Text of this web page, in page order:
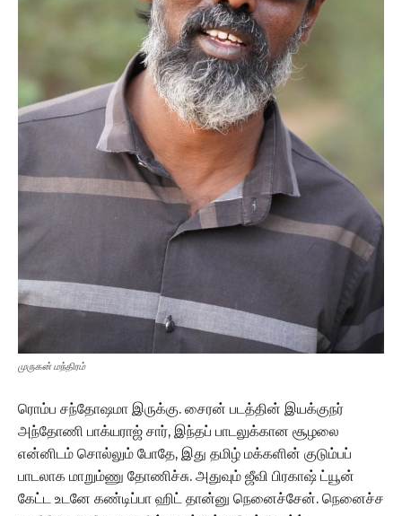
முருகன் மந்திரம்
ரொம்ப சந்தோஷமா இருக்கு. சைரன் படத்தின் இயக்குநர்
அந்தோணி பாக்யராஜ் சார், இந்தப் பாடலுக்கான சூழலை
என்னிடம் சொல்லும் போதே, இது தமிழ் மக்களின் குடும்பப்
பாடலாக மாறும்ணு தோணிச்சு. அதுவும் ஜீவி பிரகாஷ் ட்யூன்
கேட்ட உடனே கண்டிப்பா ஹிட் தான்னு நெனைச்சேன். நெனைச்ச